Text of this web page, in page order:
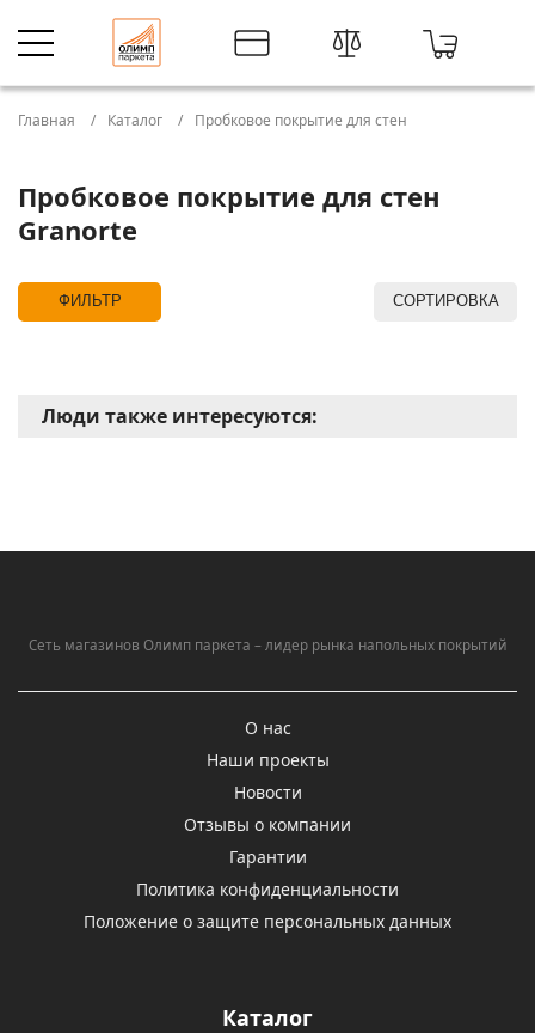
Главная Каталог Пробковое покрытие для стен
Пробковое покрытие для стен
Granorte
ФИЛЬТР СОРТИРОВКА
Люди также интересуются:
Сеть магазинов Олимп паркета – лидер рынка напольных покрытий
О нас
Наши проекты
Новости
Отзывы о компании
Гарантии
Политика конфиденциальности
Положение о защите персональных данных
Каталог